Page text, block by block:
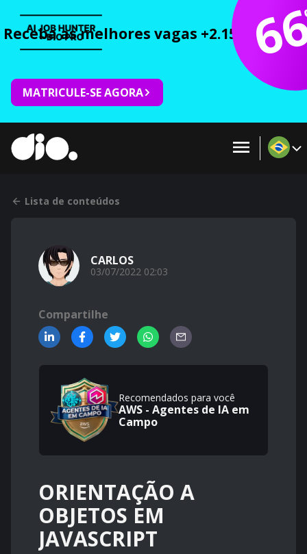
Receba as melhores vagas +2.150 cursos
MATRICULE-SE AGORA
Lista de conteúdos
CARLOS
03/07/2022 02:03
Compartilhe
Recomendados para você
AWS - Agentes de IA em
Campo
ORIENTAÇÃO A
OBJETOS EM
JAVASCRIPT